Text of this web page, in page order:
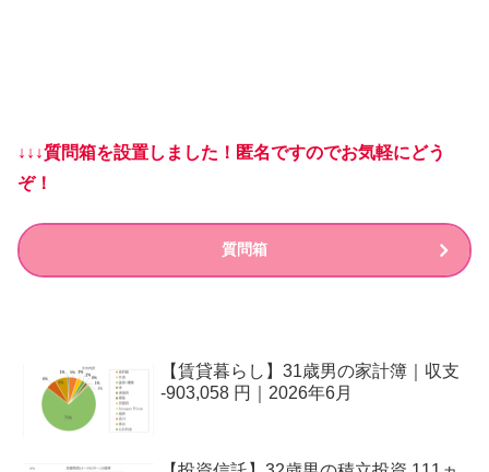
↓↓↓質問箱を設置しました！匿名ですのでお気軽にどう
ぞ！
質問箱
【賃貸暮らし】31歳男の家計簿｜収支
-903,058 円｜2026年6月